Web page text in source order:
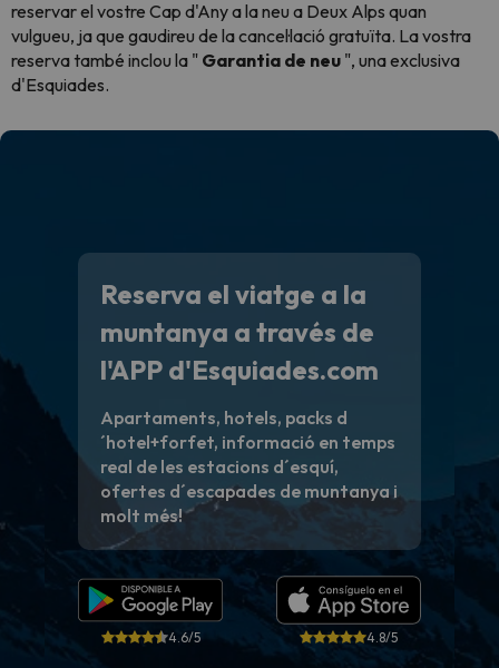
reservar el vostre Cap d'Any a la neu a Deux Alps quan
vulgueu, ja que gaudireu de la cancel·lació gratuïta. La vostra
reserva també inclou la " Garantia de neu ", una exclusiva
d'Esquiades.
Reserva el viatge a la
muntanya a través de
l'APP d'Esquiades.com
Apartaments, hotels, packs d
´hotel+forfet, informació en temps
real de les estacions d´esquí,
ofertes d´escapades de muntanya i
molt més!
4.6/5 4.8/5